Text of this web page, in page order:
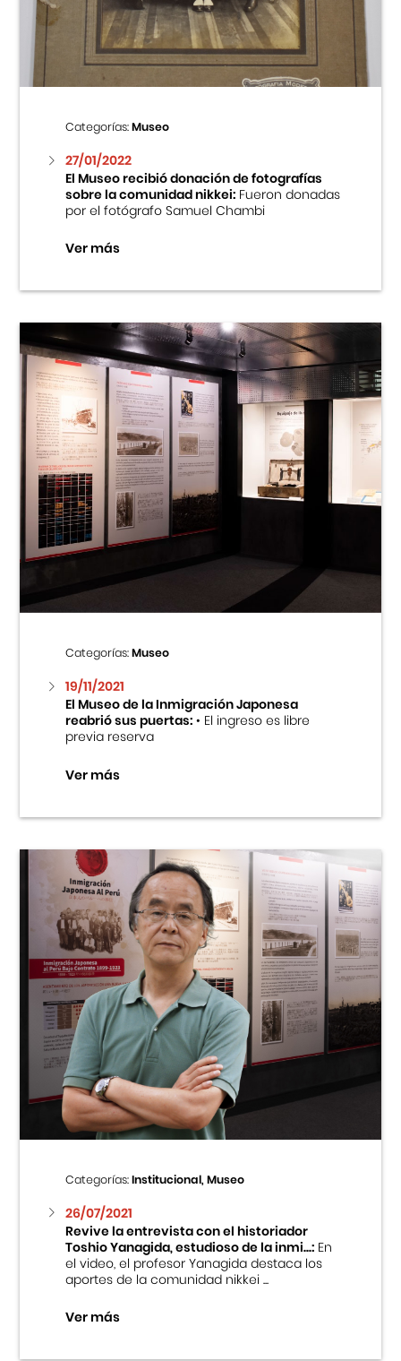
Centro Cultural Peruano Japonés
Museo de la Inmigración Japonesa
Fondo Editorial
Teatro Peruano Japonés
Categorías:Museo
27/01/2022
El Museo recibió donación de fotografías
sobre la comunidad nikkei:Fueron donadas
por el fotógrafo Samuel Chambi
Ver más
Categorías:Museo
19/11/2021
El Museo de la Inmigración Japonesa
reabrió sus puertas:• El ingreso es libre
previa reserva
Ver más
Categorías:Institucional, Museo
26/07/2021
Revive la entrevista con el historiador
Toshio Yanagida, estudioso de la inmi...:En
el video, el profesor Yanagida destaca los
aportes de la comunidad nikkei ...
Ver más